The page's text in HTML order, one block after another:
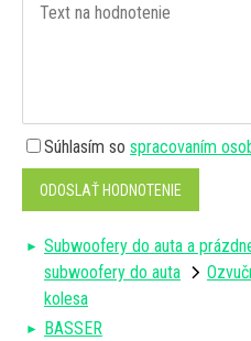
Súhlasím so spracovaním
ODOSLAŤ HODNOTENIE
Subwoofery do auta a
subwoofery do auta
kolesa
BASSER